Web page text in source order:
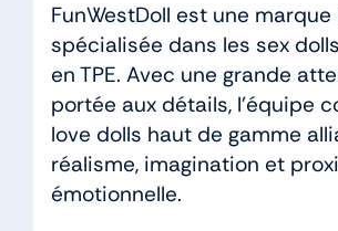
FunWestDoll est une
spécialisée dans les sex
en TPE. Avec une grande
portée aux détails, l’équipe
love dolls haut de gamme
réalisme, imagination et
émotionnelle.